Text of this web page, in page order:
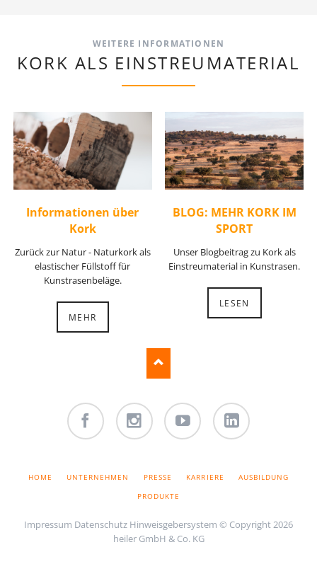
WEITERE INFORMATIONEN
KORK ALS EINSTREUMATERIAL
Informationen über
Kork
Zurück zur Natur - Naturkork als
elastischer Füllstoff für
Kunstrasenbeläge.
MEHR
BLOG: MEHR KORK IM
SPORT
Unser Blogbeitrag zu Kork als
Einstreumaterial in Kunstrasen.
LESEN
NAVIGATION
HOME UNTERNEHMEN PRESSE KARRIERE
AUSBILDUNG
PRODUKTE
Impressum Datenschutz Hinweisgebersystem © Copyright 2026
heiler GmbH & Co. KG